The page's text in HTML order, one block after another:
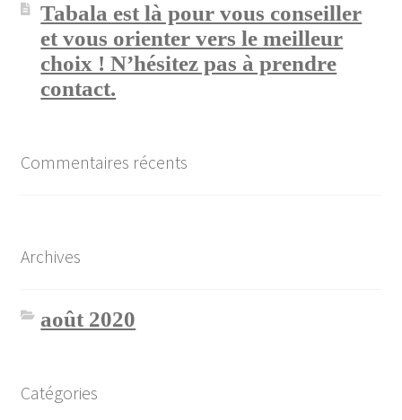
Tabala est là pour vous conseiller
et vous orienter vers le meilleur
choix ! N’hésitez pas à prendre
contact.
Commentaires récents
Archives
août 2020
Catégories